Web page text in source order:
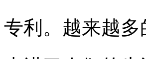
专利。 越来越多